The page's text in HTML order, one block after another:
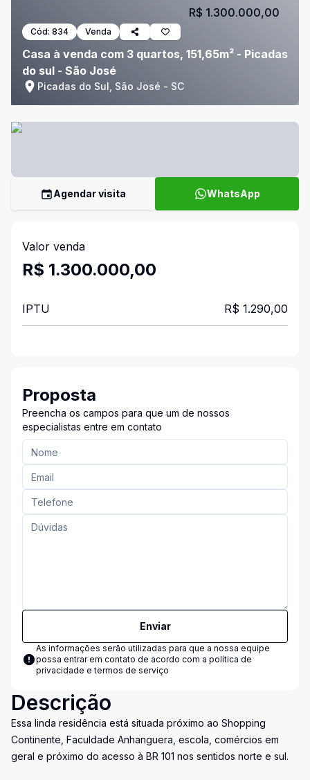
Cód: 834 Venda
Casa à venda com 3 quartos, 151,65m² - Picadas
do sul - São José
Picadas do Sul, São José - SC
R$ 1.300.000,00
Agendar visita WhatsApp
Valor venda
R$ 1.300.000,00
IPTU R$ 1.290,00
Proposta
Preencha os campos para que um de nossos
especialistas entre em contato
Enviar
As informações serão utilizadas para que a nossa equipe
possa entrar em contato de acordo com a política de
privacidade e termos de serviço
Descrição
Essa linda residência está situada próximo ao Shopping
Continente, Faculdade Anhanguera, escola, comércios em
geral e próximo do acesso à BR 101 nos sentidos norte e sul.